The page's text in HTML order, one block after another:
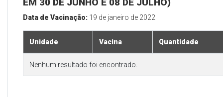
Data de Vacinação: 19 de janeiro de 2022
Unidade Vacina Quantidade
Nenhum resultado foi encontrado.